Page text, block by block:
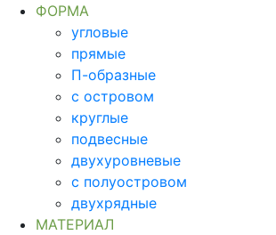
ФОРМА
угловые
прямые
П-образные
с островом
круглые
подвесные
двухуровневые
с полуостровом
двухрядные
МАТЕРИАЛ